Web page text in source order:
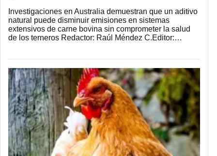
Investigaciones en Australia demuestran que un aditivo
natural puede disminuir emisiones en sistemas
extensivos de carne bovina sin comprometer la salud
de los terneros Redactor: Raúl Méndez C.Editor:…